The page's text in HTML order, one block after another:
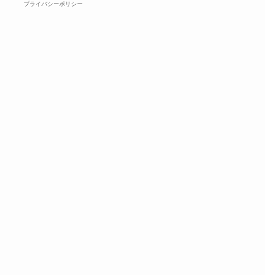
プライバシーポリシー